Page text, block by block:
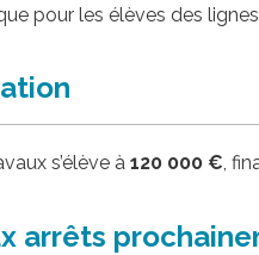
pour les élèves des
s’élève à 120 000 €,
arrêts